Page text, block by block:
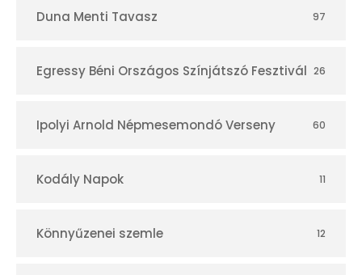
Duna Menti Tavasz 97
Egressy Béni Országos Színjátszó Fesztivál 26
Ipolyi Arnold Népmesemondó Verseny 60
Kodály Napok 11
Könnyűzenei szemle 12